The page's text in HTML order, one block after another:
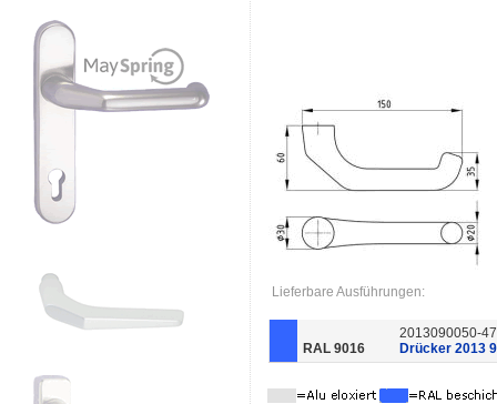
Lieferbare Ausführungen:
RAL 9016
2013090050-
Drücker 2013